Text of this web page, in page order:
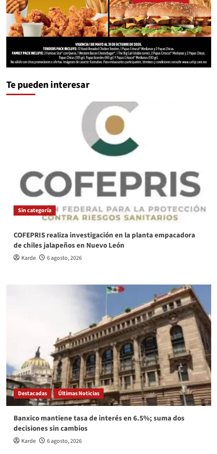
Te pueden interesar
Sin categoría
COFEPRIS realiza investigación en la planta empacadora
de chiles jalapeños en Nuevo León
Karde 6 agosto, 2026
Destacadas Últimas Noticias
Banxico mantiene tasa de interés en 6.5%; suma dos
decisiones sin cambios
Karde 6 agosto, 2026